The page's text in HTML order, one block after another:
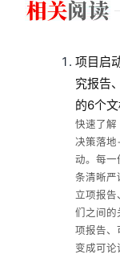
项目启
究报告
的6个
快速了
决策落
动。每一
条清晰严
立项报
们之间的
项报告、
变成可论